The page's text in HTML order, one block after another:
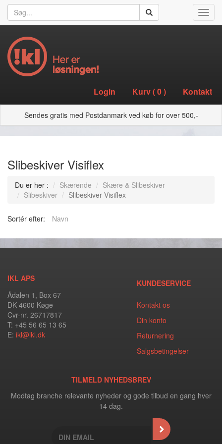
Login Kurv (0) Kontakt
Sendes gratis med Postdanmark ved køb for over 500,-
Slibeskiver Visiflex
Du er her : Skærende
Skære & Slibeskiver
Slibeskiver
Slibeskiver Visiflex
Sortér efter: Navn
IKL APS
Ådalen 1, Box 67
DK-4600 Køge
Cvr-nr. 26717817
T: +45 56 65 13 65
E: ikl@ikl.dk
KUNDESERVICE
Kontakt os
Din konto
Returnering
Salgsbetingelser
TILMELD NYHEDSBREV
Modtag branche relevante nyheder og gode tilbud en gang hver
14 dag.